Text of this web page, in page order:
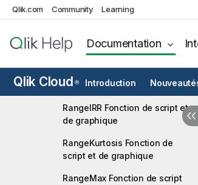
Qlik.com Community Learning
Documentation
Qlik Cloud ® Introduction
script et de graphique
RangeCount Fonction de
script et de graphique
script et de graphique
RangeIRR Fonction de script et
de graphique
RangeKurtosis Fonction de
script et de graphique
RangeMax Fonction de script